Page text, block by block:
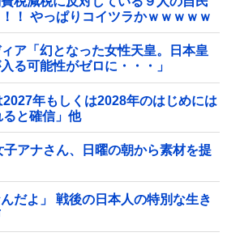
！ やっぱりコイツラかｗｗｗｗｗ
ア「幻となった女性天皇。日本皇
る可能性がゼロに・・・」
年もしくは2028年のはじめには
ると確信」他
子アナさん、日曜の朝から素材を提
だよ」 戦後の日本人の特別な生き